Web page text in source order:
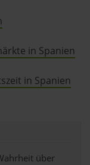
andere nicht
zu
Du kannst in
oder dich
bzw. von dir
in Spanien
in Spanien
über